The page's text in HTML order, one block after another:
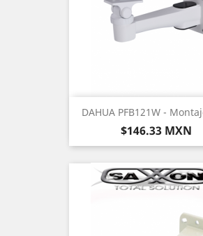
DAHUA PFB121W -
Precio
$146.33 MXN